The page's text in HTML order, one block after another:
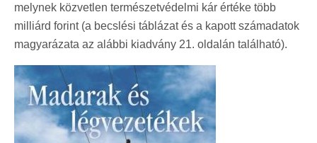
melynek közvetlen természetvédelmi kár értéke több
milliárd forint (a becslési táblázat és a kapott számadatok
magyarázata az alábbi kiadvány 21. oldalán található).